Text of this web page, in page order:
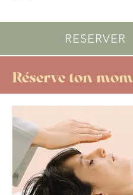
RESERVER
Réserve ton